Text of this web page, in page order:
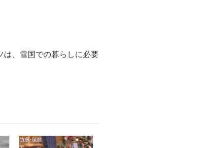
、雪国での暮らしに必要